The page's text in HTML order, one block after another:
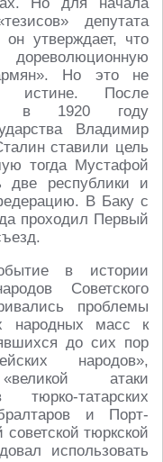
депутата
утверждает, что
Но это не
истине. После
в 1920 году
Владимир
ставили цель
тогда Мустафой
две республики и
В Баку с
проходил Первый
в истории
Советского
проблемы
народных масс к
до сих пор
народов»,
атаки
тюрко-татарских
и Порт-
тюркской
использовать